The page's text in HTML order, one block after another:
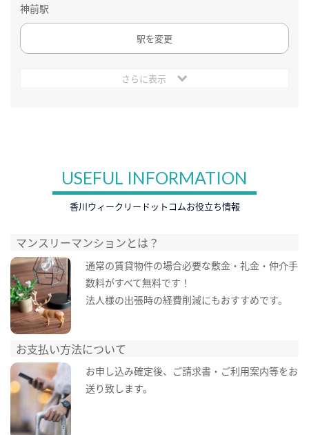
神前駅
駅を変更
さらに表示
USEFUL INFORMATION
香川ウィークリードットコムお役立ち情報
マンスリーマンションとは？
通常の賃貸物件の場合必要な敷金・礼金・仲介手
数料がすべて無料です！
法人様の出張時の経費削減にもおすすめです。
お支払い方法について
お申し込み確定後、ご請求書・ご利用案内等をお
送り致します。